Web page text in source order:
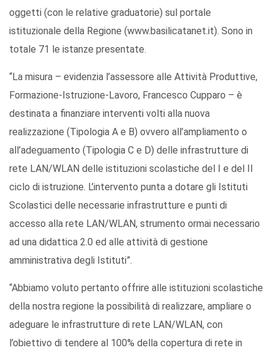
oggetti (con le relative graduatorie) sul portale
istituzionale della Regione (www.basilicatanet.it). Sono in
totale 71 le istanze presentate.
“La misura – evidenzia l’assessore alle Attività Produttive,
Formazione-Istruzione-Lavoro, Francesco Cupparo – è
destinata a finanziare interventi volti alla nuova
realizzazione (Tipologia A e B) ovvero all’ampliamento o
all’adeguamento (Tipologia C e D) delle infrastrutture di
rete LAN/WLAN delle istituzioni scolastiche del I e del II
ciclo di istruzione. L’intervento punta a dotare gli Istituti
Scolastici delle necessarie infrastrutture e punti di
accesso alla rete LAN/WLAN, strumento ormai necessario
ad una didattica 2.0 ed alle attività di gestione
amministrativa degli Istituti”.
“Abbiamo voluto pertanto offrire alle istituzioni scolastiche
della nostra regione la possibilità di realizzare, ampliare o
adeguare le infrastrutture di rete LAN/WLAN, con
l’obiettivo di tendere al 100% della copertura di rete in